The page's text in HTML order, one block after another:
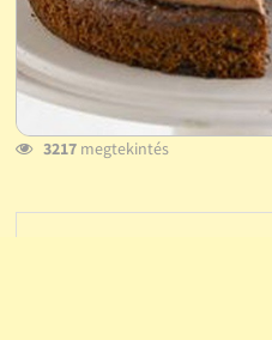
3217megtekintés